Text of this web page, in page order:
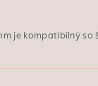
je kompatibilný so